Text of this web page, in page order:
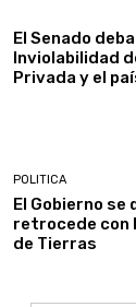
El Senado
Inviolabilidad
Privada y el
POLITICA
El Gobierno se
retrocede con
de Tierras